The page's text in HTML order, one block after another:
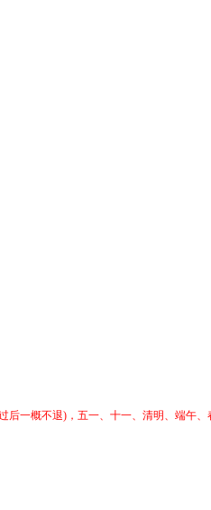
一概不退)，五一、十一、清明、端午、